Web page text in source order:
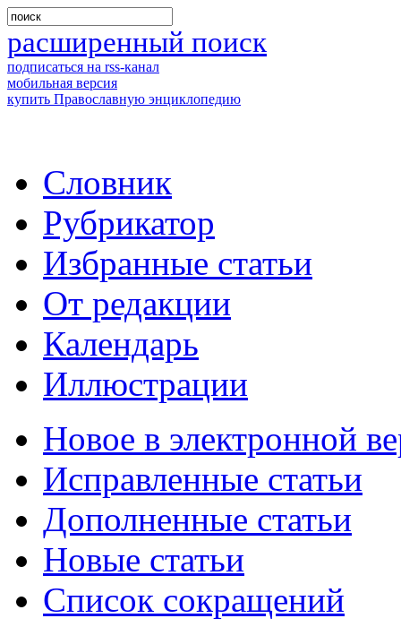
расширенный поиск
подписаться на rss-канал
мобильная версия
купить Православную энциклопедию
Словник
Рубрикатор
Избранные статьи
От редакции
Календарь
Иллюстрации
Новое в электронной
Исправленные статьи
Дополненные статьи
Новые статьи
Список сокращений